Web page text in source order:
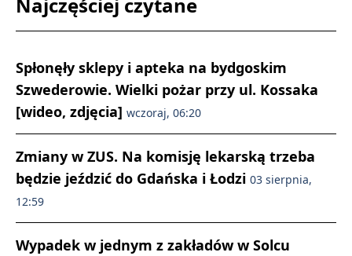
Spłonęły sklepy i apteka na bydgoskim
Szwederowie. Wielki pożar przy ul. Kossaka
[wideo, zdjęcia] wczoraj, 06:20
Zmiany w ZUS. Na komisję lekarską trzeba
będzie jeździć do Gdańska i Łodzi 03 sierpnia,
12:59
Wypadek w jednym z zakładów w Solcu